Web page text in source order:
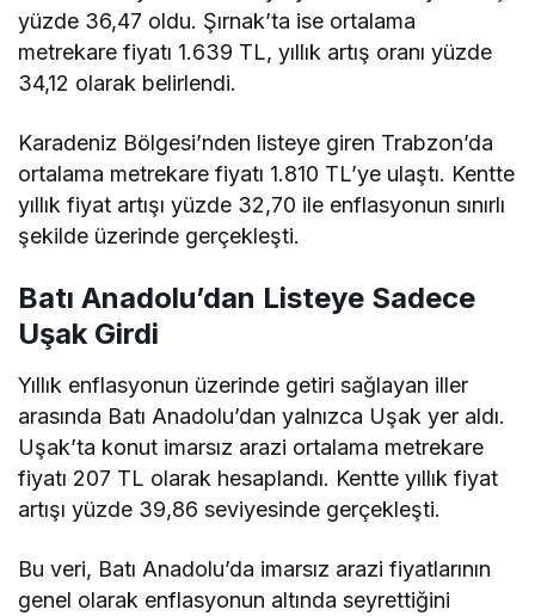
yüzde 36,47 oldu. Şırnak’ta ise ortalama
metrekare fiyatı 1.639 TL, yıllık artış oranı yüzde
34,12 olarak belirlendi.
Karadeniz Bölgesi’nden listeye giren Trabzon’da
ortalama metrekare fiyatı 1.810 TL’ye ulaştı. Kentte
yıllık fiyat artışı yüzde 32,70 ile enflasyonun sınırlı
şekilde üzerinde gerçekleşti.
Batı Anadolu’dan Listeye Sadece
Uşak Girdi
Yıllık enflasyonun üzerinde getiri sağlayan iller
arasında Batı Anadolu’dan yalnızca Uşak yer aldı.
Uşak’ta konut imarsız arazi ortalama metrekare
fiyatı 207 TL olarak hesaplandı. Kentte yıllık fiyat
artışı yüzde 39,86 seviyesinde gerçekleşti.
Bu veri, Batı Anadolu’da imarsız arazi fiyatlarının
genel olarak enflasyonun altında seyrettiğini